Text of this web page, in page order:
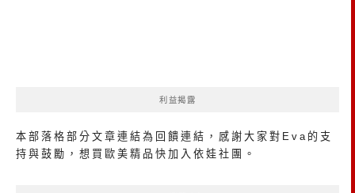
利益揭露
本部落格部分文章連結為回饋連結，感謝大家對Eva的支
持與鼓勵，想買歐美精品 快加入依娃社團 。